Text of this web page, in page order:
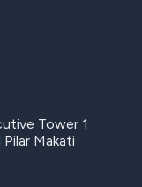
Tower 1
Makati